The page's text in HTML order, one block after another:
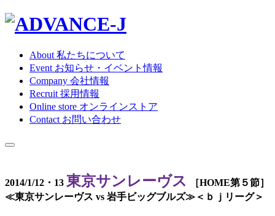
About 私たちについて
Event お知らせ・イベント情報
Company 会社情報
Recruit 採用情報
Online store オンラインストア
Contact お問い合わせ
2014/1/12・13 東京サンレーヴス
［HOME第５節］
≪東京サンレーヴス vs 岩手ビッグブルズ≫＜ｂｊリーグ＞